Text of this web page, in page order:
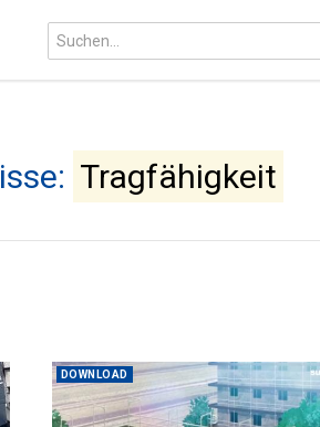
Tragfähigkeit
DOWNLOAD